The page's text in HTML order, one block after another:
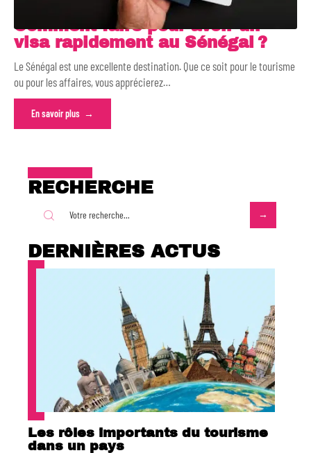
Comment faire pour avoir un
visa rapidement au Sénégal ?
Le Sénégal est une excellente destination. Que ce soit pour le tourisme
ou pour les affaires, vous apprécierez…
En savoir plus
RECHERCHE
DERNIÈRES ACTUS
Les rôles importants du tourisme
dans un pays